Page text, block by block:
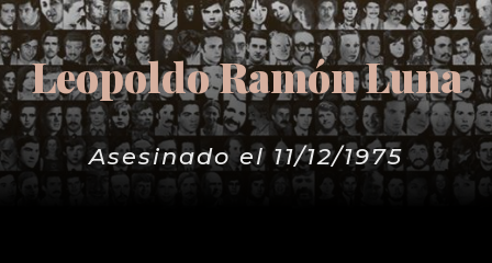
Leopoldo Ramón Luna
Asesinado el 11/12/1975